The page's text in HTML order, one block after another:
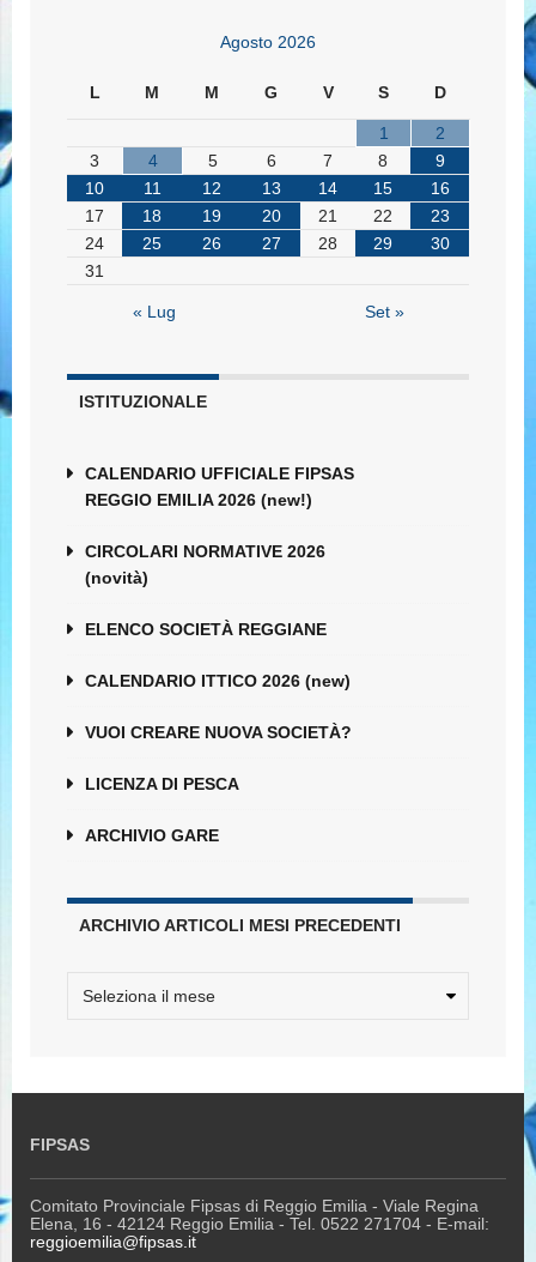
Agosto 2026
L M M G V S D
1
2
3
4 5 6 7 8
9
10
11 12 13 14 15
16
17
18 19 20 21 22
23
24
25 26 27 28 29
30
31
« Lug Set »
ISTITUZIONALE
CALENDARIO UFFICIALE FIPSAS
REGGIO EMILIA 2026 (new!)
CIRCOLARI NORMATIVE 2026
(novità)
ELENCO SOCIETÀ REGGIANE
CALENDARIO ITTICO 2026 (new)
VUOI CREARE NUOVA SOCIETÀ?
LICENZA DI PESCA
ARCHIVIO GARE
ARCHIVIO ARTICOLI MESI PRECEDENTI
FIPSAS
Comitato Provinciale Fipsas di Reggio Emilia - Viale Regina
Elena, 16 - 42124 Reggio Emilia - Tel. 0522 271704 - E-mail:
reggioemilia@fipsas.it